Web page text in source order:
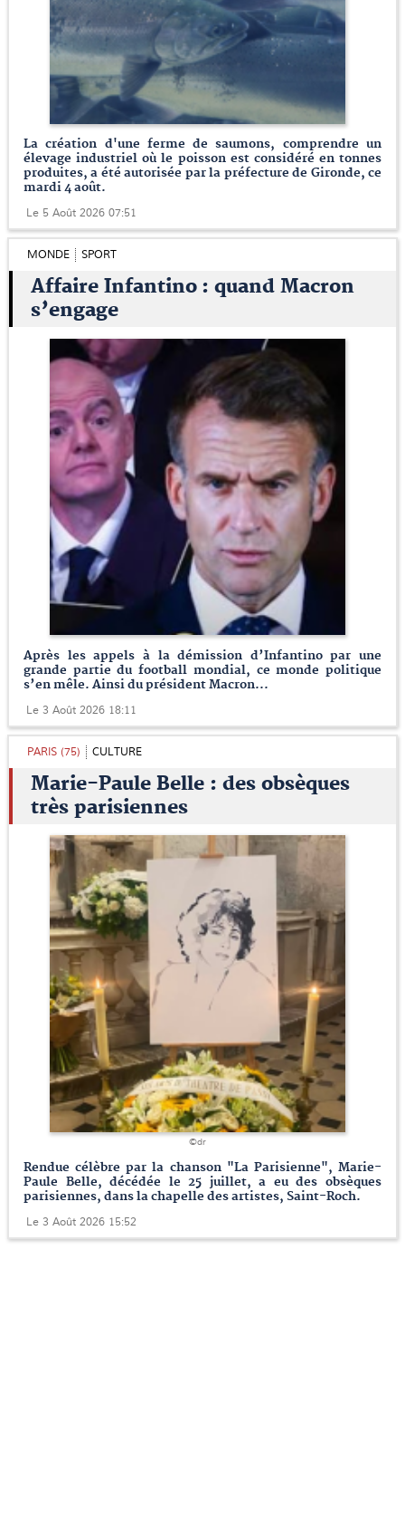
La création d'une ferme de saumons, comprendre un
élevage industriel où le poisson est considéré en tonnes
produites, a été autorisée par la préfecture de Gironde, ce
mardi 4 août.
Le 5 Août 2026 07:51
MONDE SPORT
Affaire Infantino : quand Macron
s’engage
Après les appels à la démission d’Infantino par une
grande partie du football mondial, ce monde politique
s’en mêle. Ainsi du président Macron...
Le 3 Août 2026 18:11
PARIS (75) CULTURE
Marie-Paule Belle : des obsèques
très parisiennes
©dr
Rendue célèbre par la chanson "La Parisienne", Marie-
Paule Belle, décédée le 25 juillet, a eu des obsèques
parisiennes, dans la chapelle des artistes, Saint-Roch.
Le 3 Août 2026 15:52